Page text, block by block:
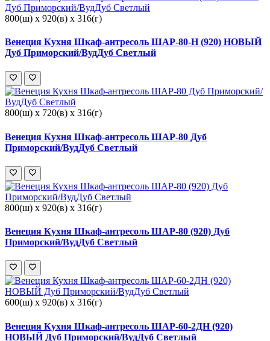
800(ш) x 920(в) x 316(г)
Венеция Кухня Шкаф-антресоль ШАР-80-Н (920) НОВЫЙ
Дуб Приморский/ВудДуб Светлый
800(ш) x 720(в) x 316(г)
Венеция Кухня Шкаф-антресоль ШАР-80 Дуб
Приморский/ВудДуб Светлый
800(ш) x 920(в) x 316(г)
Венеция Кухня Шкаф-антресоль ШАР-80 (920) Дуб
Приморский/ВудДуб Светлый
600(ш) x 920(в) x 316(г)
Венеция Кухня Шкаф-антресоль ШАР-60-2ДН (920)
НОВЫЙ Дуб Приморский/ВудДуб Светлый